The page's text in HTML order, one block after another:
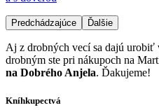
Predchádzajúce Ďalšie
Aj z drobných vecí sa dajú
drobným ste pri nákupoch na
na Dobrého Anjela. Ďakujeme!
Kníhkupectvá